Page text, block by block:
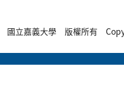
國立嘉義大學 版權所有